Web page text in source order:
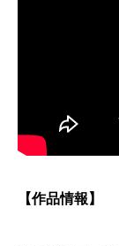
【作品情報】